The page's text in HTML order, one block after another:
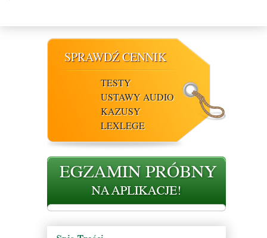
SPRAWDŹ CENNIK
TESTY
USTAWY AUDIO
KAZUSY
LEXLEGE